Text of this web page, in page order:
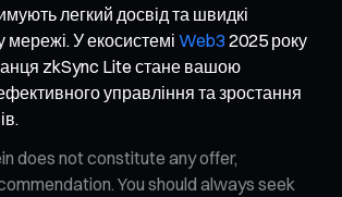
легкий досвід та швидкі
мережі. У екосистемі Web3 2025 року
zkSync Lite стане вашою
управління та зростання
does not constitute any offer,
You should always seek